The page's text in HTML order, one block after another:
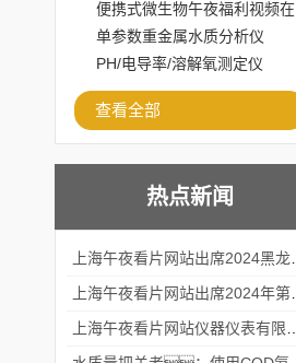
便携式微生物午夜福利视频在
线观看
单参数重金属水质分析仪
PH/电导率/溶解氧测定仪
查看全部
热点新闻